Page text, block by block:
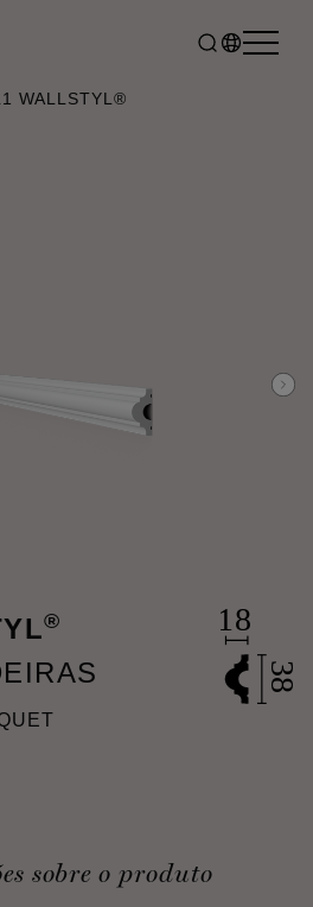
WALLSTYL®
®
sobre o produto